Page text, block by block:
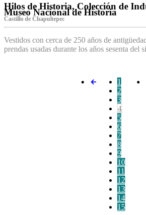
Hilos de Historia, Colección de
Museo Nacional de Historia
Castillo de Chapultepec
Vestidos con cerca de 250 años de
prendas usadas durante los años sesenta del
1
2
3
4
5
6
7
8
9
10
11
12
13
14
15